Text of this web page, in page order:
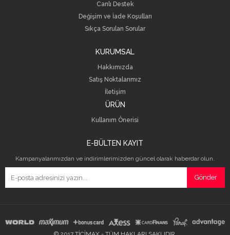
Canlı Destek
Değişim ve İade Koşulları
Sıkça Sorulan Sorular
KURUMSAL
Hakkımızda
Satış Noktalarımız
İletişim
ÜRÜN
Kullanım Önerisi
E-BÜLTEN KAYIT
Kampanyalarımızdan ve indirimlerimizden güncel olarak haberdar olun.
Gönder